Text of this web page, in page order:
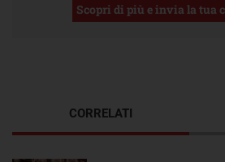
Scopri di più e invia la tua
CORRELATI